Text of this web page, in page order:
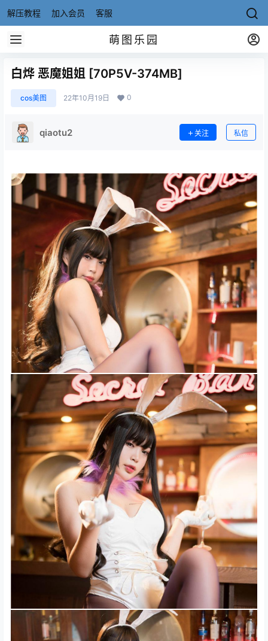
解压教程 加入会员 客服
萌图乐园
白烨 恶魔姐姐 [70P5V-374MB]
cos美图 22年10月19日 0
qiaotu2 关注 私信